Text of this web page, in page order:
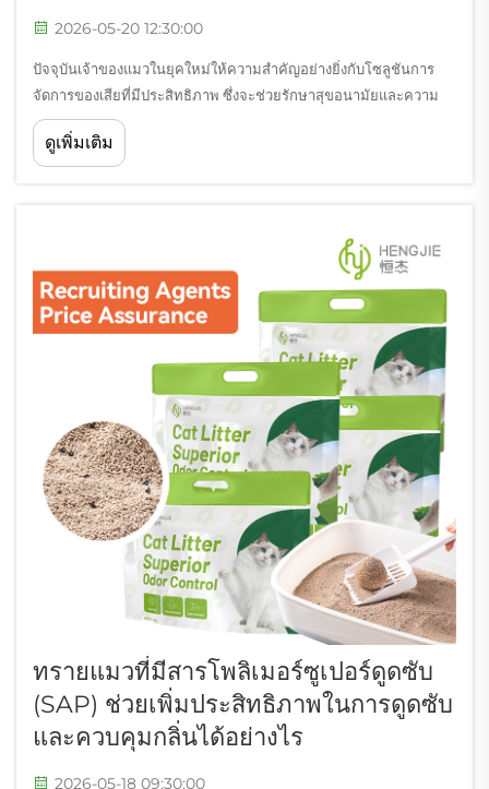
2026-05-20 12:30:00
ปัจจุบันเจ้าของแมวในยุคใหม่ให้ความสำคัญอย่างยิ่งกับโซลูชันการ
จัดการของเสียที่มีประสิทธิภาพ ซึ่งจะช่วยรักษาสุขอนามัยและความ
สะดวกสบายภายในบ้านของพวกเขาอย่างมีประสิทธิผล คุณสมบัติด้าน
ประสิทธิภาพของทรายสำหรับแมวได้พัฒนาขึ้นอย่างมาก โดยสูตรขั้น
ดูเพิ่มเติม
ทรายแมวที่มีสารโพลิเมอร์ซูเปอร์ดูดซับ
(SAP) ช่วยเพิ่มประสิทธิภาพในการดูดซับ
และควบคุมกลิ่นได้อย่างไร
2026-05-18 09:30:00